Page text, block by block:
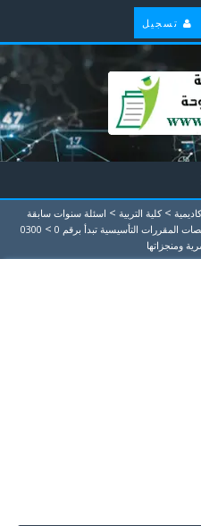
تسجيل
> كلية التربية > اسئلة سنوات سابقة
المقررات التأسيسية تبدأ برقم 0 >
0300
ومنجزاتها